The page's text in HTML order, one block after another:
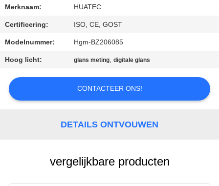
CITAAT
SITEMAP
PRIVACY
Merknaam: HUATEC
Certificering: ISO, CE, GOST
Modelnummer: Hgm-BZ206085
Hoog licht: glans meting,digitale glans
CONTACTEER ONS!
DETAILS ONTVOUWEN
vergelijkbare producten